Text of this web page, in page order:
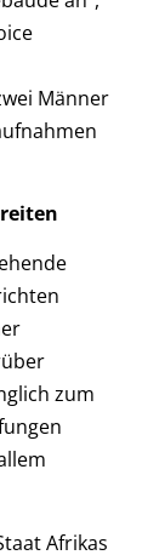
Männer
zum
Afrikas